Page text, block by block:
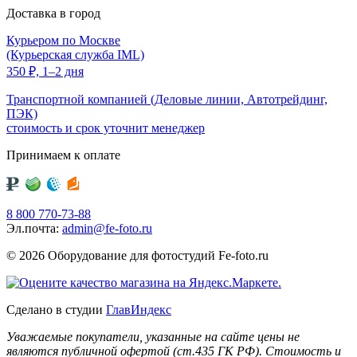
Доставка в город
Курьером по Москве
(Курьерская служба IML)
350 ₽, 1–2 дня
Транспортной компанией (Деловые линии, Автотрейдинг,
ПЭК)
стоимость и срок уточнит менеджер
Принимаем к оплате
8 800 770-73-88
Эл.почта: admin@fe-foto.ru
© 2026 Оборудование для фотостудий Fe-foto.ru
Сделано в студии ГлавИндекс
Уважаемые покупатели, указанные на сайте цены не
являются публичной офертой (ст.435 ГК РФ). Стоимость и